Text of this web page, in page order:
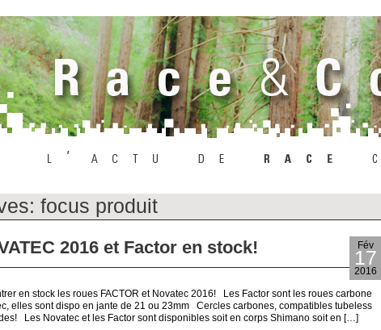
focus produit
Fév
17
2016
2016 et Factor en stock!
en stock les roues FACTOR et Novatec 2016! Les Factor sont les roues carbone
elles sont dispo en jante de 21 ou 23mm Cercles carbones, compatibles tubeless
Les Novatec et les Factor sont disponibles soit en corps Shimano soit en […]